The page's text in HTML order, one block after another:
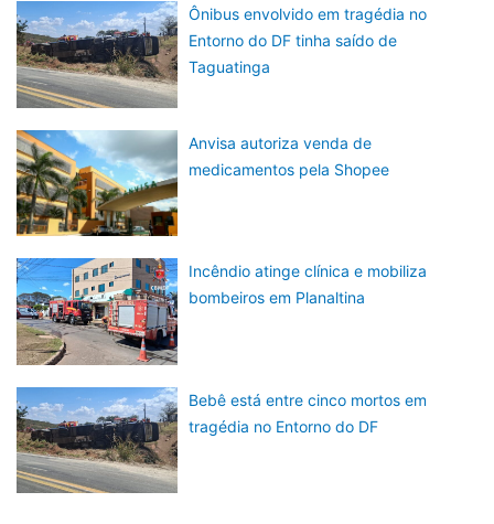
Ônibus envolvido em tragédia no
Entorno do DF tinha saído de
Taguatinga
Anvisa autoriza venda de
medicamentos pela Shopee
Incêndio atinge clínica e mobiliza
bombeiros em Planaltina
Bebê está entre cinco mortos em
tragédia no Entorno do DF